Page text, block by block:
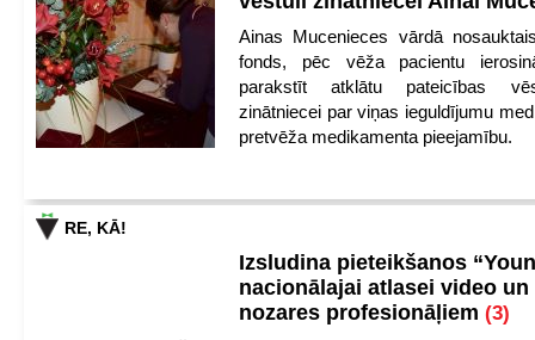
Ainas Mucenieces vārdā
fonds, pēc vēža pacientu
parakstīt atklātu pateicības
zinātniecei par viņas ieguldījumu
pretvēža medikamenta pieejamību.
RE, KĀ!
Izsludina pieteikšanos
nacionālajai atlasei video
nozares profesionāļiem (3)